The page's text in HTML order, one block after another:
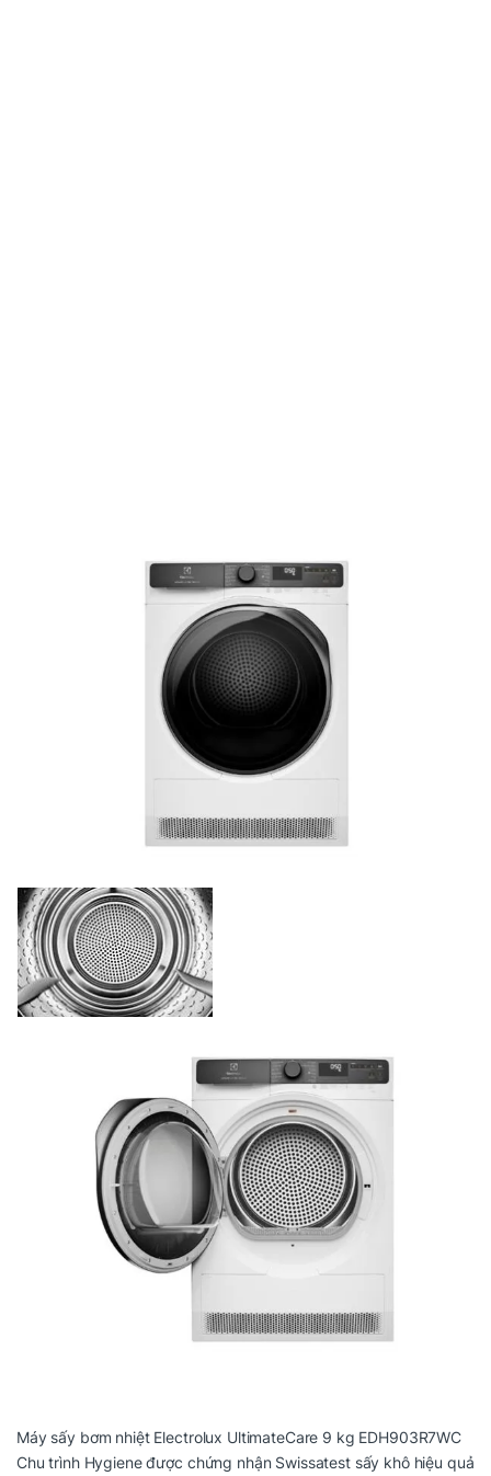
Máy sấy bơm nhiệt Electrolux UltimateCare 9 kg EDH903R7WC
Chu trình Hygiene được chứng nhận Swissatest sấy khô hiệu quả